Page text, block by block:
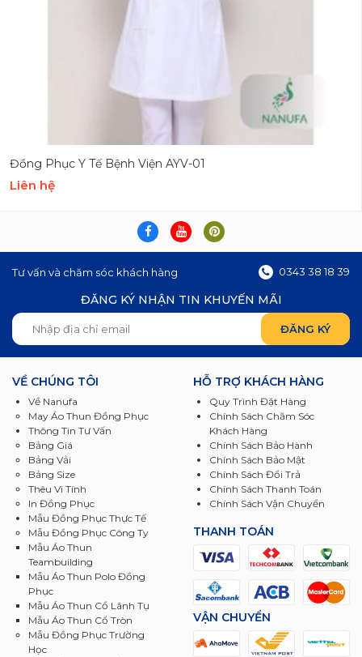
Đồng Phục Y Tế Bệnh Viện AYV-01
Liên hệ
Tư vấn và chăm sóc khách hàng 0343 38 18 39
ĐĂNG KÝ NHẬN TIN KHUYẾN MÃI
VỀ CHÚNG TÔI
Về Nanufa
May Áo Thun Đồng Phục
Thông Tin Tư Vấn
Bảng Giá
Bảng Vải
Bảng Size
Thêu Vi Tính
In Đồng Phục
Mẫu Đồng Phục Thực Tế
Mẫu Đồng Phục Công Ty
Mẫu Áo Thun
Teambuilding
Mẫu Áo Thun Polo Đồng
Phục
Mẫu Áo Thun Cổ Lãnh Tụ
Mẫu Áo Thun Cổ Tròn
Mẫu Đồng Phục Trường
Học
HỖ TRỢ KHÁCH HÀNG
Quy Trình Đặt Hàng
Chính Sách Chăm Sóc
Khách Hàng
Chính Sách Bảo Hành
Chính Sách Bảo Mật
Chính Sách Đổi Trả
Chính Sách Thanh Toán
Chính Sách Vận Chuyển
THANH TOÁN
VẬN CHUYỂN